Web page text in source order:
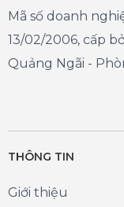
Mã số doanh
13/02/2006, cấp
Quảng Ngãi -
THÔNG TIN
Giới thiệu